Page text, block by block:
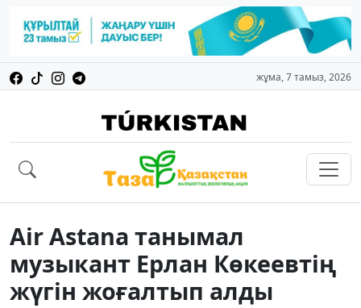
жұма, 7 тамыз, 2026
Air Astana танымал
музыкант Ерлан Көкеевтің
жүгін жоғалтып алды